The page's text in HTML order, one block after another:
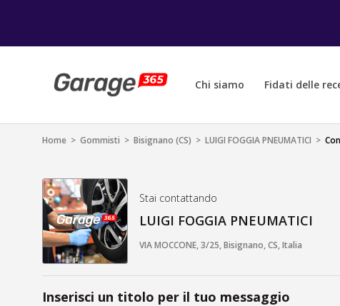
Chi siamo Fidati delle
Home > Gommisti > Bisignano (CS) > LUIGI FOGGIA PNEUMATICI >
Stai contattando
LUIGI FOGGIA PNEUMATICI
VIA MOCCONE, 3/25, Bisignano, CS, Italia
Inserisci un titolo per il tuo messaggio